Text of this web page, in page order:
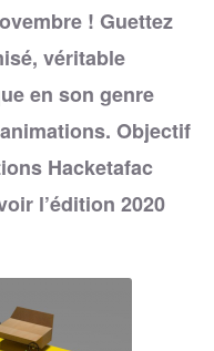
! Guettez
véritable
en son genre
Objectif
Hacketafac
l’édition 2020